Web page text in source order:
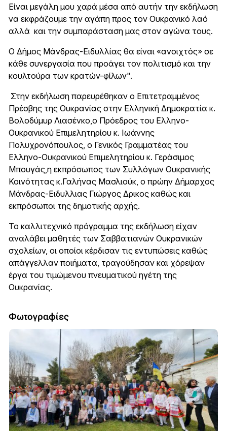
Είναι μεγάλη μου χαρά μέσα από αυτήν την εκδήλωση
να εκφράζουμε την αγάπη προς τον Ουκρανικό λαό
αλλά και την συμπαράσταση μας στον αγώνα τους.
Ο Δήμος Μάνδρας-Ειδυλλίας θα είναι «ανοιχτός» σε
κάθε συνεργασία που προάγει τον πολιτισμό και την
κουλτούρα των κρατών-φίλων".
Στην εκδήλωση παρευρέθηκαν ο Επιτετραμμένος
Πρέσβης της Ουκρανίας στην Ελληνική Δημοκρατία κ.
Βολοδύμυρ Λιασένκο,ο Πρόεδρος του Ελληνο-
Ουκρανικού Επιμελητηρίου κ. Ιωάννης
Πολυχρονόπουλος, ο Γενικός Γραμματέας του
Ελληνο-Ουκρανικού Επιμελητηρίου κ. Γεράσιμος
Μπουγάς,η εκπρόσωπος των Συλλόγων Ουκρανικής
Κοινότητας κ.Γαλήνας Μασλιούκ, ο πρώην Δήμαρχος
Μάνδρας-Ειδυλλιας Γιώργος Δρικος καθώς και
εκπρόσωποι της δημοτικής αρχής.
Το καλλιτεχνικό πρόγραμμα της εκδήλωση είχαν
αναλάβει μαθητές των Σαββατιανών Ουκρανικών
σχολείων, οι οποίοι κέρδισαν τις εντυπώσεις καθώς
απάγγελλαν ποιήματα, τραγούδησαν και χόρεψαν
έργα του τιμώμενου πνευματικού ηγέτη της
Ουκρανίας.
Φωτογραφίες